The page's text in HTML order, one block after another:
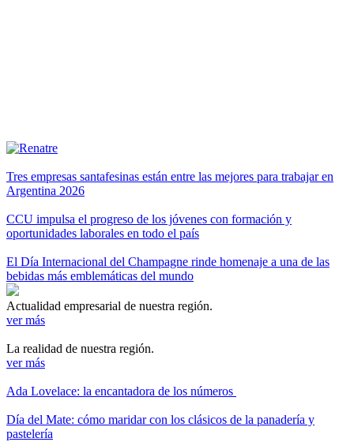
Tres empresas santafesinas están entre las mejores para trabajar en
Argentina 2026
CCU impulsa el progreso de los jóvenes con formación y
oportunidades laborales en todo el país
El Día Internacional del Champagne rinde homenaje a una de las
bebidas más emblemáticas del mundo
Actualidad empresarial de nuestra región.
ver más
La realidad de nuestra región.
ver más
Ada Lovelace: la encantadora de los números
Día del Mate: cómo maridar con los clásicos de la panadería y
pastelería